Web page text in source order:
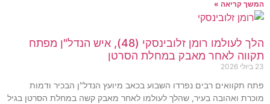
המשך קריאה »
הלך לעולמו רומן זלובינסקי (48), איש הנדל"ן מפתח
תקווה לאחר מאבק במחלת הסרטן
23 ביולי 2026
פתח תקוואים רבים נפרדו השבוע בכאב מיועץ הנדל"ן הבכיר ודמות
מוכרת ואהובה בעיר, שהלך לעולמו לאחר מאבק קשה במחלת הסרטן בגיל